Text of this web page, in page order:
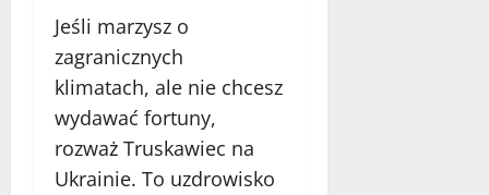
Jeśli marzysz o
zagranicznych
klimatach, ale nie chcesz
wydawać fortuny,
rozważ Truskawiec na
Ukrainie. To uzdrowisko